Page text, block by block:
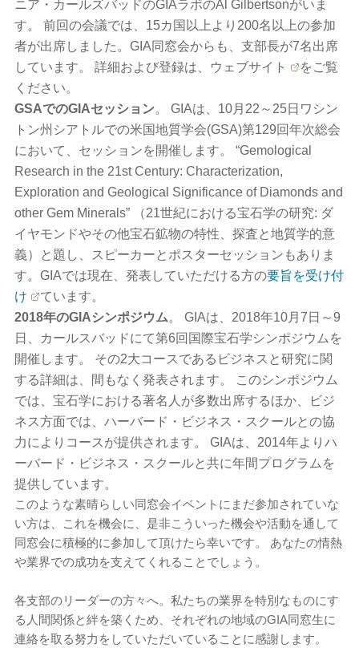
ニア・カールズバッドのGIAラボのAl Gilbertsonがいま
す。 前回の会議では、15カ国以上より200名以上の参加
者が出席しました。GIA同窓会からも、支部長が7名出席
しています。 詳細および登録は、
ウェブサイト
をご覧
ください。
GSAでのGIAセッション。 GIAは、10月22～25日ワシン
トン州シアトルでの米国地質学会(GSA)第129回年次総会
において、セッションを開催します。 “Gemological
Research in the 21st Century: Characterization,
Exploration and Geological Significance of Diamonds and
other Gem Minerals” （21世紀における宝石学の研究: ダ
イヤモンドやその他宝石鉱物の特性、探査と地質学的意
義）と題し、スピーカーとポスターセッションもありま
す。GIAでは現在、発表していただける方の要旨を受け付
け
ています。
2018年のGIAシンポジウム。 GIAは、2018年10月7日～9
日、カールスバッドにて第6回国際宝石学シンポジウムを
開催します。 その2大コースであるビジネスと研究に関
する詳細は、間もなく発表されます。 このシンポジウム
では、宝石学における著名人が多数出席するほか、ビジ
ネス方面では、ハーバード・ビジネス・スクールとの協
力によりコースが提供されます。 GIAは、2014年よりハ
ーバード・ビジネス・スクールと共に年間プログラムを
提供しています。
このような素晴らしい同窓会イベントにまだ参加されていな
い方は、これを機会に、是非こういった機会や活動を通して
同窓会に積極的に参加して頂けたら幸いです。 あなたの情熱
や業界での成功を支えてくれることでしょう。
各支部のリーダーの方々へ。私たちの業界を特別なものにす
る人間関係と絆を築くため、それぞれの地域のGIA同窓生に
連絡を取る努力をしていただいていることに感謝します。